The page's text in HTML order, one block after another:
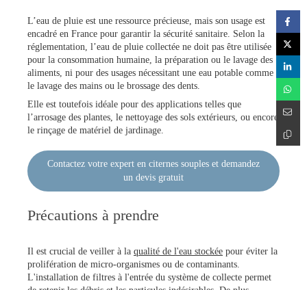
L’eau de pluie est une ressource précieuse, mais son usage est
encadré en France pour garantir la sécurité sanitaire. Selon la
réglementation, l’eau de pluie collectée ne doit pas être utilisée
pour la consommation humaine, la préparation ou le lavage des
aliments, ni pour des usages nécessitant une eau potable comme
le lavage des mains ou le brossage des dents.
Elle est toutefois idéale pour des applications telles que
l’arrosage des plantes, le nettoyage des sols extérieurs, ou encore
le rinçage de matériel de jardinage.
Contactez votre expert en citernes souples et demandez
un devis gratuit
Précautions à prendre
Il est crucial de veiller à la qualité de l'eau stockée pour éviter la
prolifération de micro-organismes ou de contaminants.
L'installation de filtres à l'entrée du système de collecte permet